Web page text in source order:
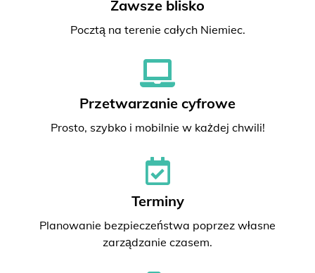
Zawsze blisko
Pocztą na terenie całych Niemiec.
Przetwarzanie cyfrowe
Prosto, szybko i mobilnie w każdej chwili!
Terminy
Planowanie bezpieczeństwa poprzez własne
zarządzanie czasem.